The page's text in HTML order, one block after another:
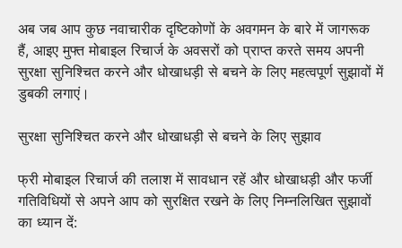
अब जब आप कुछ नवाचारीक दृष्टिकोणों के अवगमन के बारे में जागरूक
हैं, आइए मुफ्त मोबाइल रिचार्ज के अवसरों को प्राप्त करते समय अपनी
सुरक्षा सुनिश्चित करने और धोखाधड़ी से बचने के लिए महत्वपूर्ण सुझावों में
डुबकी लगाएं।
सुरक्षा सुनिश्चित करने और धोखाधड़ी से बचने के लिए सुझाव
फ्री मोबाइल रिचार्ज की तलाश में सावधान रहें और धोखाधड़ी और फर्जी
गतिविधियों से अपने आप को सुरक्षित रखने के लिए निम्नलिखित सुझावों
का ध्यान दें: